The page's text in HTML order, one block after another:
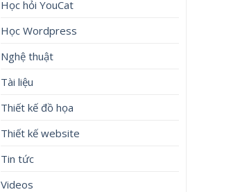
Học hỏi YouCat
Học Wordpress
Nghệ thuật
Tài liệu
Thiết kế đồ họa
Thiết kế website
Tin tức
Videos